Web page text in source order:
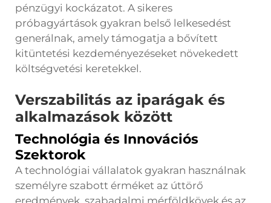
pénzügyi kockázatot. A sikeres
próbagyártások gyakran belső lelkesedést
generálnak, amely támogatja a bővített
kitüntetési kezdeményezéseket növekedett
költségvetési keretekkel.
Verszabilitás az iparágak és
alkalmazások között
Technológia és Innovációs
Szektorok
A technológiai vállalatok gyakran használnak
személyre szabott érméket az úttörő
eredmények, szabadalmi mérföldkövek és az